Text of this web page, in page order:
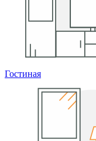
Гостиная